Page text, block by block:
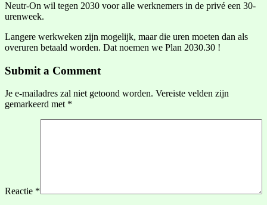
Neutr-On wil tegen 2030 voor alle werknemers in de privé een 30-
urenweek.
Langere werkweken zijn mogelijk, maar die uren moeten dan als
overuren betaald worden. Dat noemen we Plan 2030.30 !
Submit a Comment
Je e-mailadres zal niet getoond worden. Vereiste velden zijn
gemarkeerd met *
Reactie *